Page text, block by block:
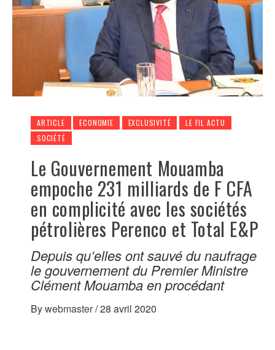
ARTICLE ECONOMIE EXCLUSIVITÉ
LE FIL ACTU
SOCIÉTÉ
Le Gouvernement Mouamba
empoche 231 milliards de F CFA
en complicité avec les sociétés
pétrolières Perenco et Total E&P
Depuis qu’elles ont sauvé du naufrage
le gouvernement du Premier Ministre
Clément Mouamba en procédant
Bywebmaster/28 avril 2020